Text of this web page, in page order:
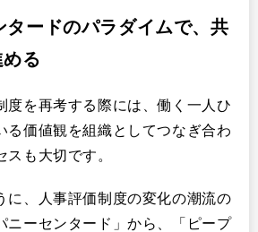
タードのパラダイムで、共
る
度を再考する際には、働く一人ひ
る価値観を組織としてつなぎ合わ
も大切です。
に、人事評価制度の変化の潮流の
ニーセンタード」から、「ピープ